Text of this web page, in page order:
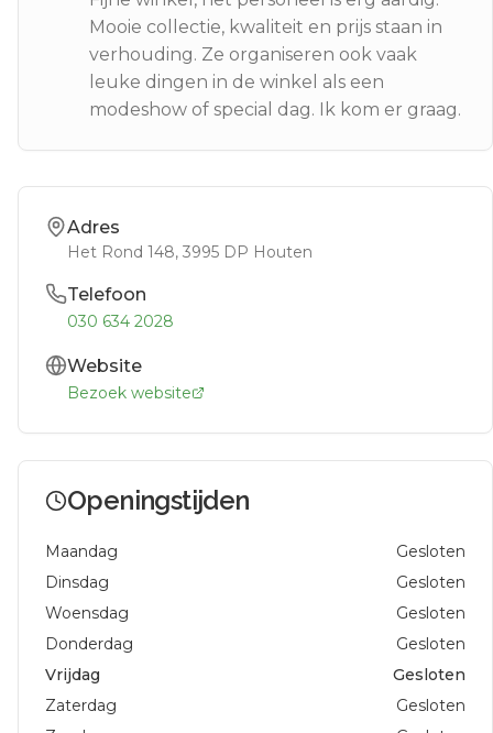
Mooie collectie, kwaliteit en prijs staan in
verhouding. Ze organiseren ook vaak
leuke dingen in de winkel als een
modeshow of special dag. Ik kom er graag.
Adres
Het Rond 148, 3995 DP Houten
Telefoon
030 634 2028
Website
Bezoek website
Openingstijden
Maandag
Gesloten
Dinsdag
Gesloten
Woensdag
Gesloten
Donderdag
Gesloten
Vrijdag
Gesloten
Zaterdag
Gesloten